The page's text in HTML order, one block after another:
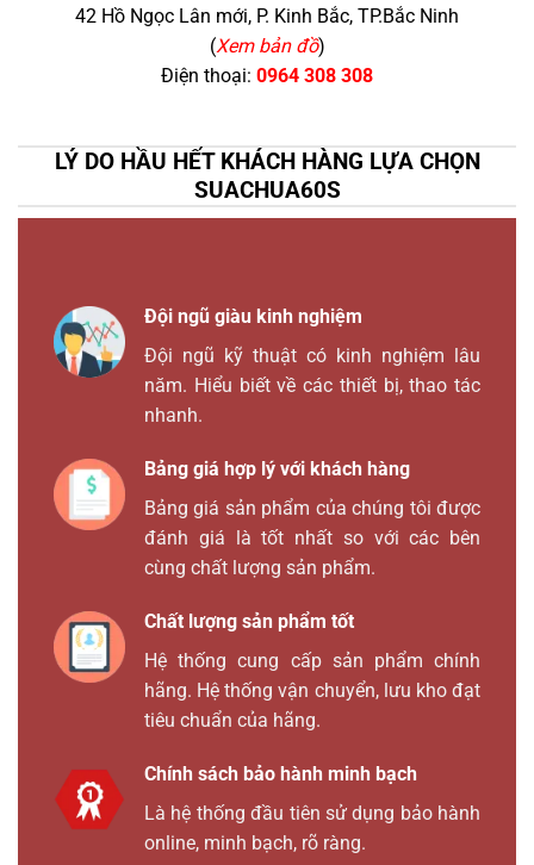
42 Hồ Ngọc Lân mới, P. Kinh Bắc, TP.Bắc Ninh
(Xem bản đồ)
Điện thoại: 0964 308 308
LÝ DO HẦU HẾT KHÁCH HÀNG LỰA CHỌN
SUACHUA60S
Đội ngũ giàu kinh nghiệm
Đội ngũ kỹ thuật có kinh nghiệm lâu
năm. Hiểu biết về các thiết bị, thao tác
nhanh.
Bảng giá hợp lý với khách hàng
Bảng giá sản phẩm của chúng tôi được
đánh giá là tốt nhất so với các bên
cùng chất lượng sản phẩm.
Chất lượng sản phẩm tốt
Hệ thống cung cấp sản phẩm chính
hãng. Hệ thống vận chuyển, lưu kho đạt
tiêu chuẩn của hãng.
Chính sách bảo hành minh bạch
Là hệ thống đầu tiên sử dụng bảo hành
online, minh bạch, rõ ràng.